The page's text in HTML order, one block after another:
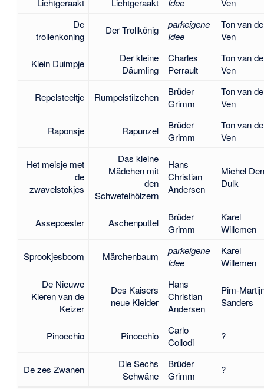
Lichtgeraakt
Lichtgeraakt
Idee
Ven
De
trollenkoning
Der Trollkönig
parkeigene
Idee
Ton van de
Ven
Klein Duimpje
Der kleine
Däumling
Charles
Perrault
Ton van de
Ven
Repelsteeltje Rumpelstilzchen
Brüder
Grimm
Ton van de
Ven
Raponsje Rapunzel
Brüder
Grimm
Ton van de
Ven
Het meisje met
de
zwavelstokjes
Das kleine
Mädchen mit
den
Schwefelhölzern
Hans
Christian
Andersen
Michel Den
Dulk
Assepoester Aschenputtel
Brüder
Grimm
Karel
Willemen
Sprookjesboom Märchenbaum
parkeigene
Idee
Karel
Willemen
De Nieuwe
Kleren van de
Keizer
Des Kaisers
neue Kleider
Hans
Christian
Andersen
Pim-
Sanders
Pinocchio Pinocchio
Carlo
Collodi
?
De zes Zwanen
Die Sechs
Schwäne
Brüder
Grimm
?